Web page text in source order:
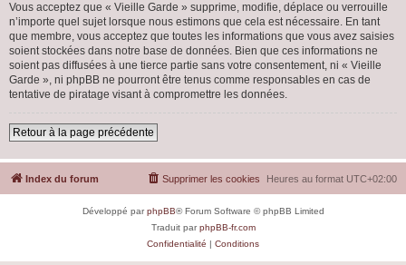
Vous acceptez que « Vieille Garde » supprime, modifie, déplace ou verrouille
n’importe quel sujet lorsque nous estimons que cela est nécessaire. En tant
que membre, vous acceptez que toutes les informations que vous avez saisies
soient stockées dans notre base de données. Bien que ces informations ne
soient pas diffusées à une tierce partie sans votre consentement, ni « Vieille
Garde », ni phpBB ne pourront être tenus comme responsables en cas de
tentative de piratage visant à compromettre les données.
Retour à la page précédente
Index du forum Heures au format UTC+02:00
Supprimer les cookies
Développé parphpBB® Forum Software © phpBB Limited
Traduit parphpBB-fr.com
Confidentialité | Conditions